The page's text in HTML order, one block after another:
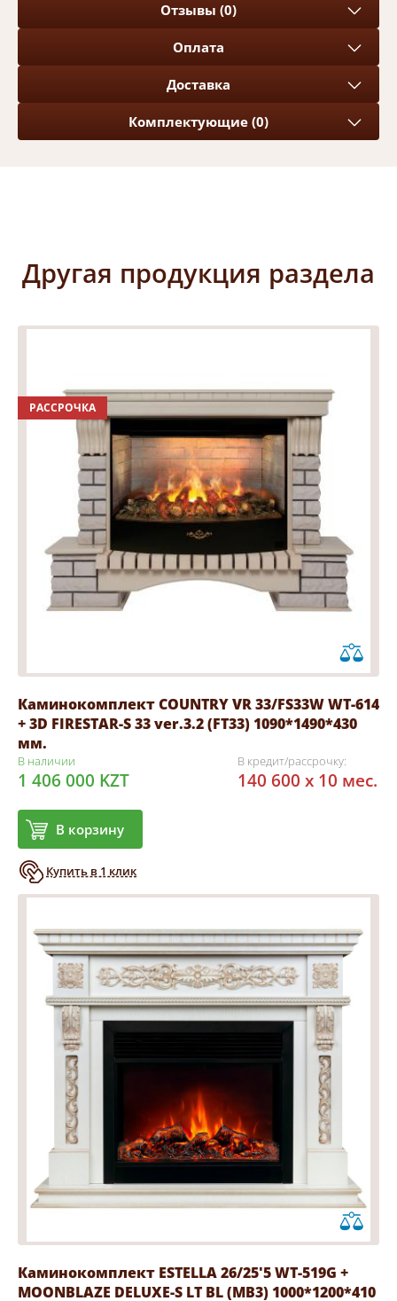
Отзывы (0)
Оплата
Доставка
Комплектующие (0)
Другая продукция раздела
РАССРОЧКА
Каминокомплект COUNTRY VR 33/FS33W WT-614
+ 3D FIRESTAR-S 33 ver.3.2 (FT33) 1090*1490*430
мм.
В наличии
1 406 000 KZT
В корзину
Купить в 1 клик
В кредит/рассрочку:
140 600 x 10 мес.
Каминокомплект ESTELLA 26/25'5 WT-519G +
MOONBLAZE DELUXE-S LT BL (MB3) 1000*1200*410